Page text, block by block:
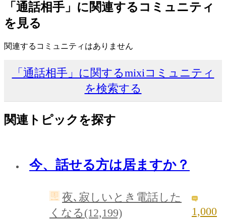
「通話相手」に関連するコミュニティ
を見る
関連するコミュニティはありません
「通話相手」に関するmixiコミュニティ
を検索する
関連トピックを探す
今、話せる方は居ますか？
夜､寂しいとき電話した
くなる(12,199)
1,000